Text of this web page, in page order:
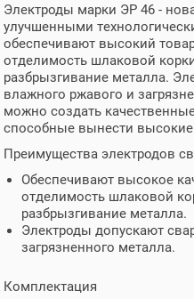
Электроды марки ЭР 46 -
улучшенными
обеспечивают высокий
отделимость шлаковой
разбрызгивание металла.
влажного ржавого и
можно создать
способные вынести высокие
Преимущества электродов
Обеспечивают высокое
отделимость шлаковой
разбрызгивание металла.
Электроды допускают
загрязненного металла.
Комплектация